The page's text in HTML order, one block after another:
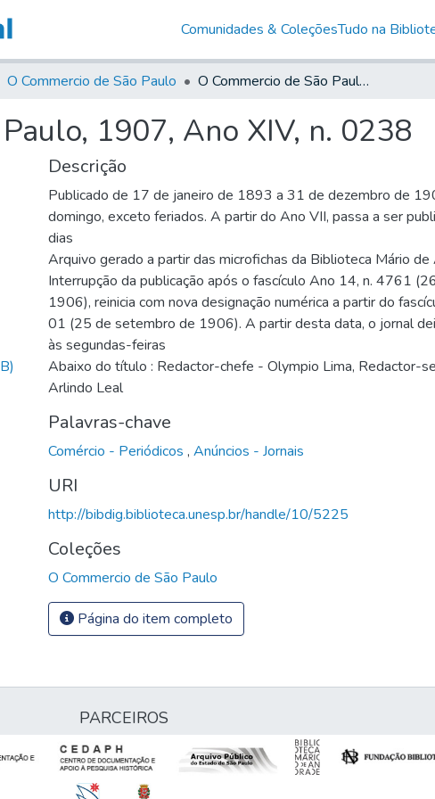
Comunidades & ColeçõesTudo na
O Commercio de São Paulo O Commercio de São Paulo, 1907, Ano XIV, n. 0238
1907, Ano XIV, n. 0238
Descrição
Publicado de 17 de janeiro de 1893 a 31 de dezembro de
domingo, exceto feriados. A partir do Ano VII, passa a ser
dias
Arquivo gerado a partir das microfichas da Biblioteca Mário de
Interrupção da publicação após o fascículo Ano 14, n. 4761
1906), reinicia com nova designação numérica a partir do
01 (25 de setembro de 1906). A partir desta data, o jornal
às segundas-feiras
Abaixo do título : Redactor-chefe - Olympio Lima, Redactor-
Arlindo Leal
Palavras-chave
Comércio - Periódicos , Anúncios - Jornais
URI
http://bibdig.biblioteca.unesp.br/handle/10/5225
Coleções
O Commercio de São Paulo
Página do item completo
PARCEIROS